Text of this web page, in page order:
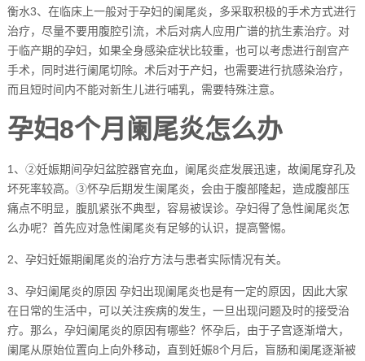
衡水3、在临床上一般对于孕妇的阑尾炎，多采取积极的手术方式进行
治疗，尽量不要用腹腔引流，术后对病人应用广谱的抗生素治疗。对
于临产期的孕妇，如果全身感染症状比较重，也可以考虑进行剖宫产
手术，同时进行阑尾切除。术后对于产妇，也需要进行抗感染治疗，
而且短时间内不能对新生儿进行哺乳，需要特殊注意。
孕妇8个月阑尾炎怎么办
1、②妊娠期间孕妇盆腔器官充血，阑尾炎症发展迅速，故阑尾穿孔及
坏死率较高。③怀孕后期发生阑尾炎，会由于腹部隆起，造成腹部压
痛点不明显，腹肌紧张不典型，容易被误诊。孕妇得了急性阑尾炎怎
么办呢？首先应对急性阑尾炎有足够的认识，提高警惕。
2、孕妇妊娠期阑尾炎的治疗方法与患者实际情况有关。
3、孕妇阑尾炎的原因 孕妇出现阑尾炎也是有一定的原因，因此大家
在日常的生活中，可以关注疾病的发生，一旦出现问题及时的接受治
疗。那么，孕妇阑尾炎的原因有哪些？怀孕后，由于子宫逐渐增大，
阑尾从原始位置向上向外移动，直到妊娠8个月后，盲肠和阑尾逐渐被